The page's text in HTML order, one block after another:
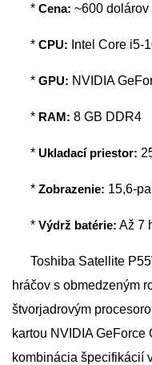
* Cena: ~600 dolárov
* CPU: Intel Core i5-
* GPU: NVIDIA
* RAM: 8 GB DDR4
* Ukladací priestor:
* Zobrazenie: 15,6-
* Výdrž batérie: Až 7
Toshiba Satellite
hráčov s obmedzeným
štvorjadrovým
kartou NVIDIA GeForce
kombinácia špecifikácií